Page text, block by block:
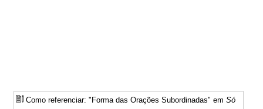
Como referenciar: "Forma das Orações Subordinadas" emSó